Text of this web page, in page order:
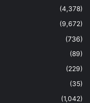
(4,378)
(9,672)
(736)
(89)
(229)
(35)
(1,042)